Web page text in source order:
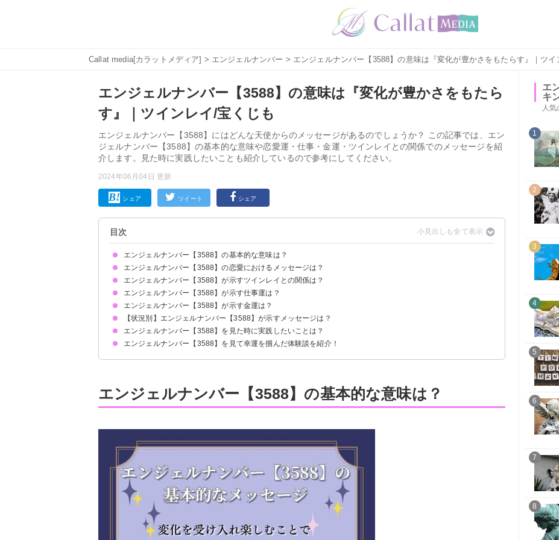
Callat media[カラットメディア] > エンジェルナンバー > エンジェルナンバー【3588】の意味は『変化が豊かさをもたらす』｜ツイ
エンジェルナンバー【3588】の意味は『変化が豊かさをもたら
す』｜ツインレイ/宝くじも
エンジェルナンバー【3588】にはどんな天使からのメッセージがあるのでしょうか？ この記事では、エン
ジェルナンバー【3588】の基本的な意味や恋愛運・仕事・金運・ツインレイとの関係でのメッセージを紹
介します。見た時に実践したいことも紹介しているので参考にしてください。
2024年06月04日 更新
シェア ツイート シェア
目次
エンジェルナンバー【3588】の基本的な意味は？
大きな変化が起き豊かさがもたらされます
エンジェルナンバー【3588】の恋愛におけるメッセージは？
片思いしている時
復縁したい時
恋人との関係について
エンジェルナンバー【3588】が示すツインレイとの関係は？
ツインレイとの関係が次のステージに進みます
サイレント期間の場合
エンジェルナンバー【3588】が示す仕事運は？
エンジェルナンバー【3588】が示す金運は？
宝くじについて
【状況別】エンジェルナンバー【3588】が示すメッセージは？
何度も【3588】を見る場合
車のナンバープレートの【3588】の場合
エンジェルナンバー【3588】を見た時に実践したいことは？
寄付や募金をしてみる
お世話になっている人にプレゼントをする
積極的にやりたいことに挑戦する
エンジェルナンバー【3588】を見て幸運を掴んだ体験談を紹介！
エンジェルナンバー【3588】の基本的な意味は？
エ
キ
人
1
2
3
4
5
6
7
8